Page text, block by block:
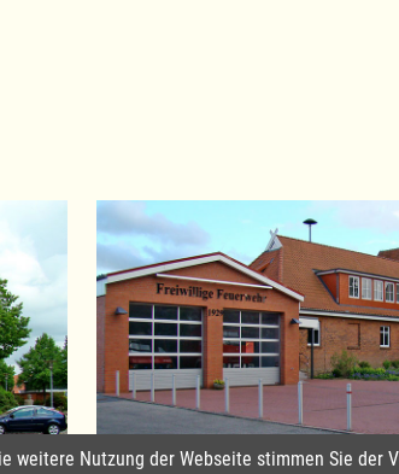
Nutzung der Webseite stimmen Sie der